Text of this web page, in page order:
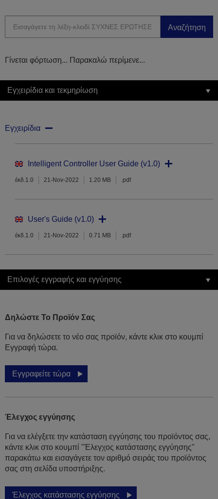
Αναζήτηση
Γίνεται φόρτωση... Παρακαλώ περίμενε...
Εγχειρίδια και τεκμηρίωση
Εγχειρίδια
Intelligent Controller User Guide (v1.0)
έκδ.1.0 21-Nov-2022 1.20 MB .pdf
User's Guide (v1.0)
έκδ.1.0 21-Nov-2022 0.71 MB .pdf
Επιλογές εγγραφής και εγγύησης
Δηλώστε Το Προϊόν Σας
Για να δηλώσετε το νέο σας προϊόν, κάντε κλικ στο κουμπί
Εγγραφή τώρα.
Εγγραφείτε τώρα
Έλεγχος εγγύησης
Για να ελέγξετε την κατάσταση εγγύησης του προϊόντος σας,
κάντε κλικ στο κουμπί "Έλεγχος κατάστασης εγγύησης"
παρακάτω και εισαγάγετε τον αριθμό σειράς του προϊόντος
σας στη σελίδα υποστήριξης.
Έλεγχος κατάστασης εγγύησης